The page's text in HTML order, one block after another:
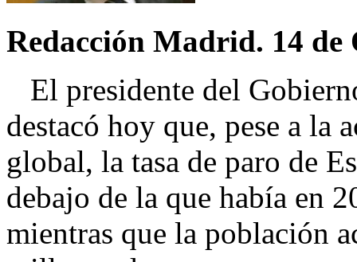
Redacción Madrid. 14 de
El presidente del
destacó hoy que, pese a la
global, la tasa de paro de
debajo de la que había en
mientras que la población